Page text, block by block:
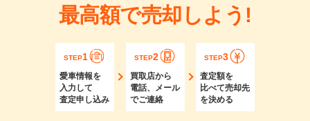
最高額で売却しよう!
STEP1
愛車情報を
入力して
査定申し込み
STEP2
買取店から
電話、メール
でご連絡
STEP3
査定額を
比べて売却先
を決める